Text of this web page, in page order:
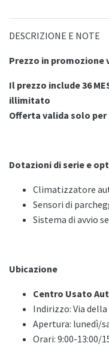
DESCRIZIONE E NOTE
Prezzo in promozione
Il prezzo include 36
illimitato
Offerta valida solo
Dotazioni di serie e
Climatizzatore
Sensori di
Sistema di avvio
Ubicazione
Centro Usato
Indirizzo: Via della
Apertura: lunedì/
Orari: 9:00-13:00/